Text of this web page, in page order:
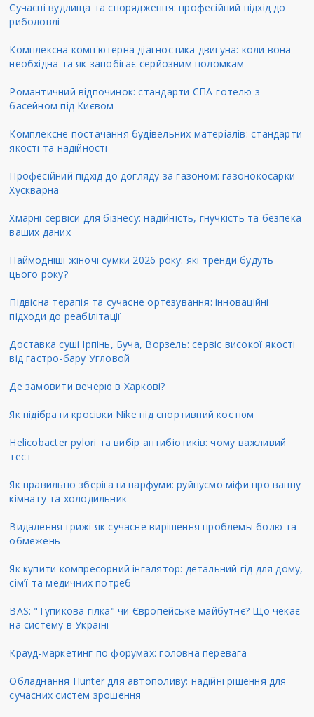
Сучасні вудлища та спорядження: професійний підхід до
риболовлі
Комплексна комп'ютерна діагностика двигуна: коли вона
необхідна та як запобігає серйозним поломкам
Романтичний відпочинок: стандарти СПА-готелю з
басейном під Києвом
Комплексне постачання будівельних матеріалів: стандарти
якості та надійності
Професійний підхід до догляду за газоном: газонокосарки
Хускварна
Хмарні сервіси для бізнесу: надійність, гнучкість та безпека
ваших даних
Наймодніші жіночі сумки 2026 року: які тренди будуть
цього року?
Підвісна терапія та сучасне ортезування: інноваційні
підходи до реабілітації
Доставка суші Ірпінь, Буча, Ворзель: сервіс високої якості
від гастро-бару Угловой
Де замовити вечерю в Харкові?
Як підібрати кросівки Nike під спортивний костюм
Helicobacter pylori та вибір антибіотиків: чому важливий
тест
Як правильно зберігати парфуми: руйнуємо міфи про ванну
кімнату та холодильник
Видалення грижі як сучасне вирішення проблемы болю та
обмежень
Як купити компресорний інгалятор: детальний гід для дому,
сім’ї та медичних потреб
BAS: "Тупикова гілка" чи Європейське майбутнє? Що чекає
на систему в Україні
Крауд-маркетинг по форумах: головна перевага
Обладнання Hunter для автополиву: надійні рішення для
сучасних систем зрошення